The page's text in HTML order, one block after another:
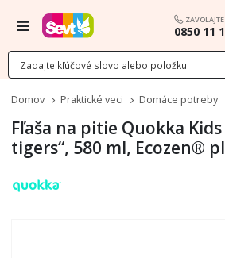
Menu
0850 11
Domov Praktické veci Domáce potreby
Fľaša na pitie Quokka
tigers“, 580 ml, Ecozen®